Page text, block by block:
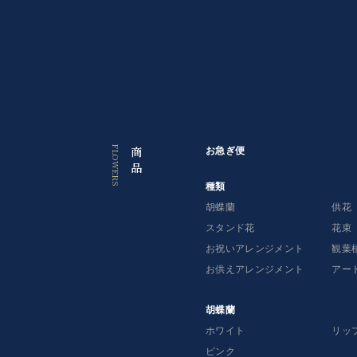
お急ぎ便（お祝い・お供え）はコチラ
商
品
お急ぎ便
種類
胡蝶蘭
スタンド花
お祝いアレンジメント
お供えアレンジメント
供花
花束
観葉
アー
胡蝶蘭
ホワイト
ピンク
リッ